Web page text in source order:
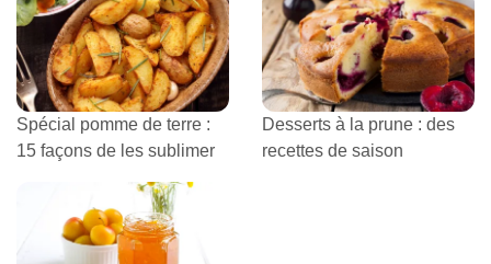
Spécial pomme de terre :
15 façons de les sublimer
Desserts à la prune : des
recettes de saison